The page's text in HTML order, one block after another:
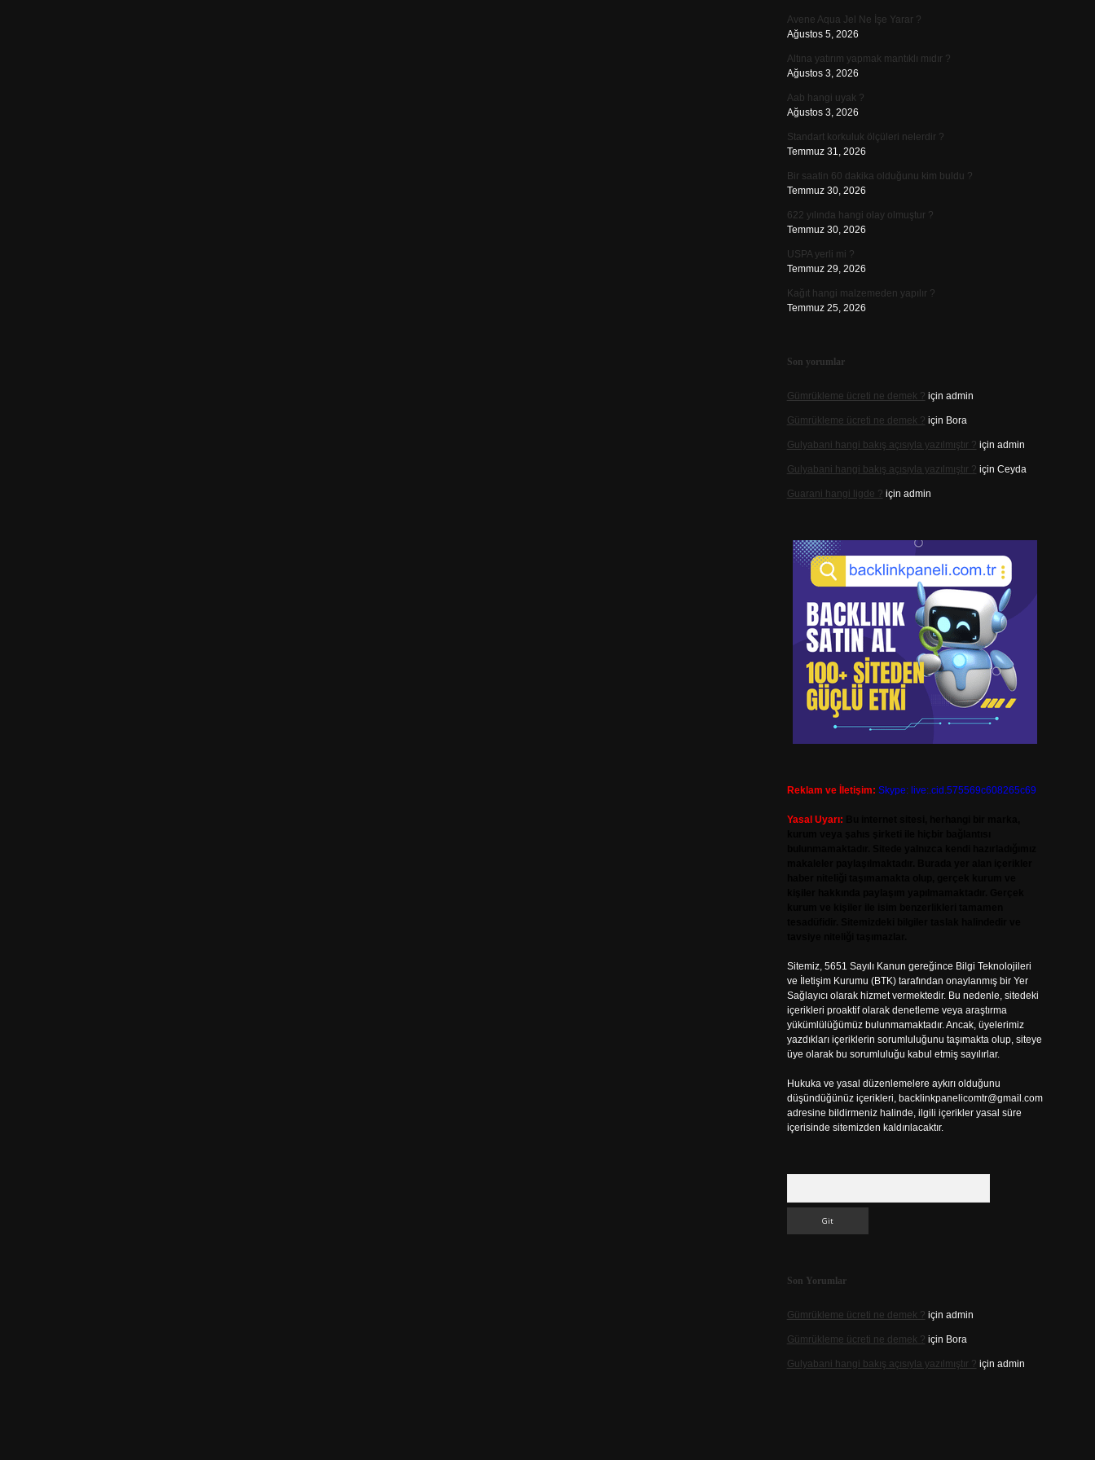
Avene Aqua Jel Ne İşe Yarar ?
Ağustos 5, 2026
Altına yatırım yapmak mantıklı mıdır ?
Ağustos 3, 2026
Aab hangi uyak ?
Ağustos 3, 2026
Standart korkuluk ölçüleri nelerdir ?
Temmuz 31, 2026
Bir saatin 60 dakika olduğunu kim buldu ?
Temmuz 30, 2026
622 yılında hangi olay olmuştur ?
Temmuz 30, 2026
USPA yerli mi ?
Temmuz 29, 2026
Kağıt hangi malzemeden yapılır ?
Temmuz 25, 2026
Son yorumlar
Gümrükleme ücreti ne demek ? için admin
Gümrükleme ücreti ne demek ? için Bora
Gulyabani hangi bakış açısıyla yazılmıştır ? için admin
Gulyabani hangi bakış açısıyla yazılmıştır ? için Ceyda
Guarani hangi ligde ? için admin
Reklam ve İletişim: Skype: live:.cid.575569c608265c69
Yasal Uyarı:
Sitemiz, 5651 Sayılı Kanun gereğince Bilgi Teknolojileri
ve İletişim Kurumu (BTK) tarafından onaylanmış bir Yer
Sağlayıcı olarak hizmet vermektedir. Bu nedenle, sitedeki
içerikleri proaktif olarak denetleme veya araştırma
yükümlülüğümüz bulunmamaktadır. Ancak, üyelerimiz
yazdıkları içeriklerin sorumluluğunu taşımakta olup, siteye
üye olarak bu sorumluluğu kabul etmiş sayılırlar.
Hukuka ve yasal düzenlemelere aykırı olduğunu
düşündüğünüz içerikleri, backlinkpanelicomtr@gmail.com
adresine bildirmeniz halinde, ilgili içerikler yasal süre
içerisinde sitemizden kaldırılacaktır.
Son Yorumlar
Gümrükleme ücreti ne demek ? için admin
Gümrükleme ücreti ne demek ? için Bora
Gulyabani hangi bakış açısıyla yazılmıştır ? için admin